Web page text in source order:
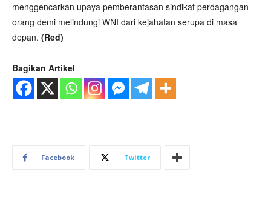
menggencarkan upaya pemberantasan sindikat perdagangan
orang demi melindungi WNI dari kejahatan serupa di masa
depan. (Red)
Bagikan Artikel
Facebook Twitter